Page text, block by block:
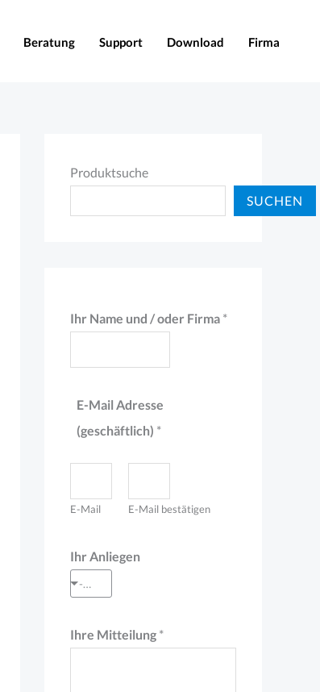
Beratung Support Download Firma
Produktsuche
SUCHEN
h
M
i
t
i
n
Ihr Name und / oder Firma *
E-Mail Adresse
(geschäftlich) *
E-Mail E-Mail bestätigen
Ihr Anliegen
--- Auswahl treffen ---
Ihre Mitteilung *